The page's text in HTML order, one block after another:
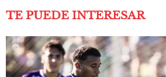
TE PUEDE INTERESAR